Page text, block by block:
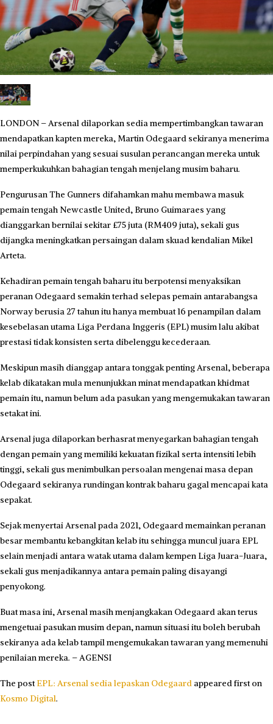
LONDON – Arsenal dilaporkan sedia mempertimbangkan tawaran
mendapatkan kapten mereka, Martin Odegaard sekiranya menerima
nilai perpindahan yang sesuai susulan perancangan mereka untuk
memperkukuhkan bahagian tengah menjelang musim baharu.
Pengurusan The Gunners difahamkan mahu membawa masuk
pemain tengah Newcastle United, Bruno Guimaraes yang
dianggarkan bernilai sekitar £75 juta (RM409 juta), sekali gus
dijangka meningkatkan persaingan dalam skuad kendalian Mikel
Arteta.
Kehadiran pemain tengah baharu itu berpotensi menyaksikan
peranan Odegaard semakin terhad selepas pemain antarabangsa
Norway berusia 27 tahun itu hanya membuat 16 penampilan dalam
kesebelasan utama Liga Perdana Inggeris (EPL) musim lalu akibat
prestasi tidak konsisten serta dibelenggu kecederaan.
Meskipun masih dianggap antara tonggak penting Arsenal, beberapa
kelab dikatakan mula menunjukkan minat mendapatkan khidmat
pemain itu, namun belum ada pasukan yang mengemukakan tawaran
setakat ini.
Arsenal juga dilaporkan berhasrat menyegarkan bahagian tengah
dengan pemain yang memiliki kekuatan fizikal serta intensiti lebih
tinggi, sekali gus menimbulkan persoalan mengenai masa depan
Odegaard sekiranya rundingan kontrak baharu gagal mencapai kata
sepakat.
Sejak menyertai Arsenal pada 2021, Odegaard memainkan peranan
besar membantu kebangkitan kelab itu sehingga muncul juara EPL
selain menjadi antara watak utama dalam kempen Liga Juara-Juara,
sekali gus menjadikannya antara pemain paling disayangi
penyokong.
Buat masa ini, Arsenal masih menjangkakan Odegaard akan terus
mengetuai pasukan musim depan, namun situasi itu boleh berubah
sekiranya ada kelab tampil mengemukakan tawaran yang memenuhi
penilaian mereka. – AGENSI
The postEPL: Arsenal sedia lepaskan Odegaard appeared first on
Kosmo Digital.